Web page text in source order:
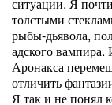
толстыми
рыбы-дьявола,
адского
Аронакса
отличить
Я так и не понял